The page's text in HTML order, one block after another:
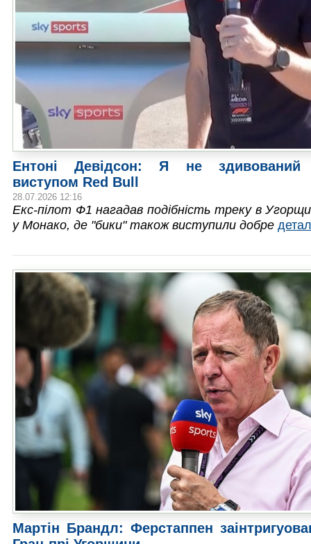
Ентоні Девідсон: Я не здивований
виступом Red Bull
28.07.2026 12:16
Екс-пілот Ф1 нагадав подібність треку в
у Монако, де "бики" також виступили добре
Мартін Брандл: Ферстаппен